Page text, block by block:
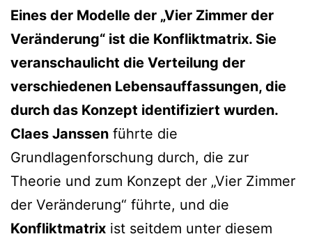
Eines der Modelle der „Vier Zimmer der
Veränderung“ ist die Konfliktmatrix. Sie
veranschaulicht die Verteilung der
verschiedenen Lebensauffassungen, die
durch das Konzept identifiziert wurden.
Claes Janssen führte die
Grundlagenforschung durch, die zur
Theorie und zum Konzept der „Vier Zimmer
der Veränderung“ führte, und die
Konfliktmatrix ist seitdem unter diesem